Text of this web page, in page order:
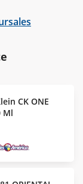
CK ONE
Ml